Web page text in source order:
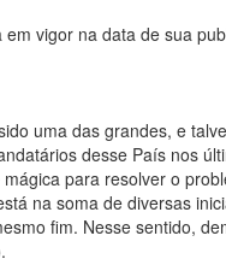
em vigor na data de sua
uma das grandes, e
desse País nos
para resolver o
na soma de diversas
fim. Nesse sentido,